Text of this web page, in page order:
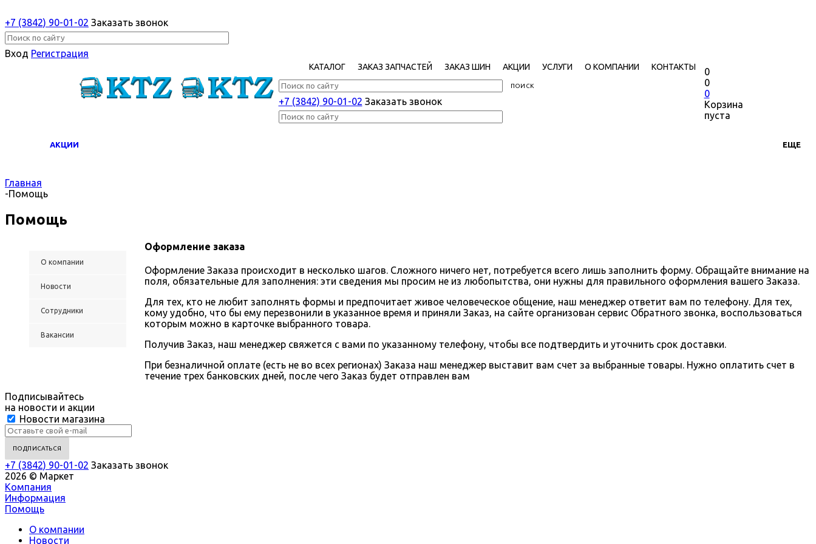
+7 (3842) 90-01-02 Заказать звонок
Вход Регистрация
КАТАЛОГ ЗАКАЗ ЗАПЧАСТЕЙ ЗАКАЗ ШИН АКЦИИ УСЛУГИ О КОМПАНИИ КОНТАКТЫ
+7 (3842) 90-01-02 Заказать звонок
0
0
0
Корзина
пуста
АКЦИИ ЕЩЕ
Главная
-Помощь
Помощь
О компании
Новости
Сотрудники
Вакансии
Оформление заказа
Оформление Заказа происходит в несколько шагов. Сложного ничего нет, потребуется всего лишь заполнить форму. Обращайте внимание на
поля, обязательные для заполнения: эти сведения мы просим не из любопытства, они нужны для правильного оформления вашего Заказа.
Для тех, кто не любит заполнять формы и предпочитает живое человеческое общение, наш менеджер ответит вам по телефону. Для тех,
кому удобно, что бы ему перезвонили в указанное время и приняли Заказ, на сайте организован сервис Обратного звонка, воспользоваться
которым можно в карточке выбранного товара.
Получив Заказ, наш менеджер свяжется с вами по указанному телефону, чтобы все подтвердить и уточнить срок доставки.
При безналичной оплате (есть не во всех регионах) Заказа наш менеджер выставит вам счет за выбранные товары. Нужно оплатить счет в
течение трех банковских дней, после чего Заказ будет отправлен вам
Подписывайтесь
на новости и акции
Новости магазина
+7 (3842) 90-01-02 Заказать звонок
2026 © Маркет
Компания
Информация
Помощь
О компании
Новости